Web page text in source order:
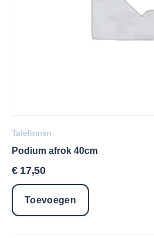
Tafellinnen
Podium afrok 40cm
€17,50
Toevoegen